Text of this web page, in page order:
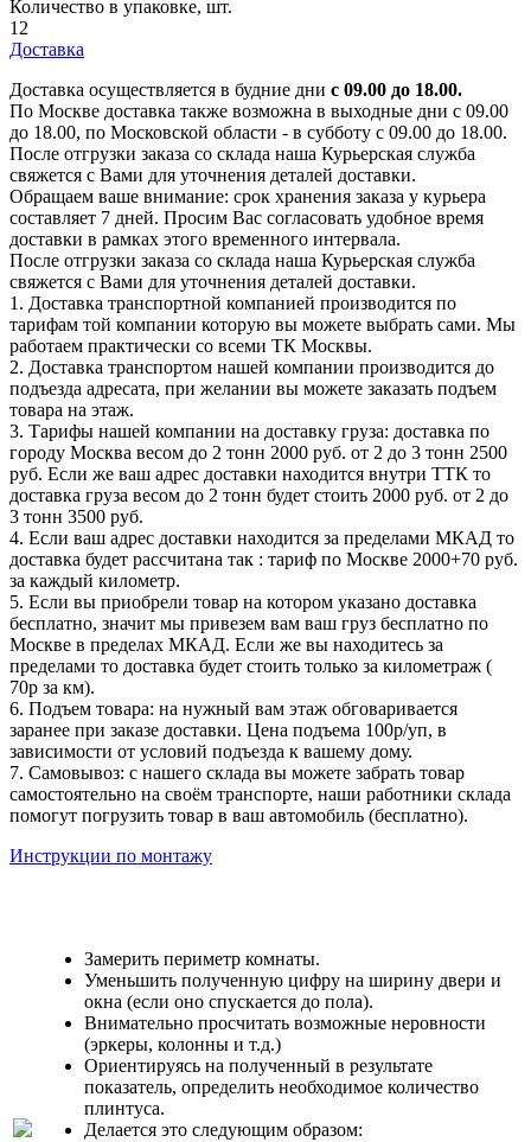
Количество в упаковке, шт.
12
Доставка
Доставка осуществляется в будние дни с 09.00 до 18.00.
По Москве доставка также возможна в выходные дни с 09.00
до 18.00, по Московской области - в субботу с 09.00 до 18.00.
После отгрузки заказа со склада наша Курьерская служба
свяжется с Вами для уточнения деталей доставки.
Обращаем ваше внимание: срок хранения заказа у курьера
составляет 7 дней. Просим Вас согласовать удобное время
доставки в рамках этого временного интервала.
После отгрузки заказа со склада наша Курьерская служба
свяжется с Вами для уточнения деталей доставки.
1. Доставка транспортной компанией производится по
тарифам той компании которую вы можете выбрать сами. Мы
работаем практически со всеми ТК Москвы.
2. Доставка транспортом нашей компании производится до
подъезда адресата, при желании вы можете заказать подъем
товара на этаж.
3. Тарифы нашей компании на доставку груза: доставка по
городу Москва весом до 2 тонн 2000 руб. от 2 до 3 тонн 2500
руб. Если же ваш адрес доставки находится внутри ТТК то
доставка груза весом до 2 тонн будет стоить 2000 руб. от 2 до
3 тонн 3500 руб.
4. Если ваш адрес доставки находится за пределами МКАД то
доставка будет рассчитана так : тариф по Москве 2000+70 руб.
за каждый километр.
5. Если вы приобрели товар на котором указано доставка
бесплатно, значит мы привезем вам ваш груз бесплатно по
Москве в пределах МКАД. Если же вы находитесь за
пределами то доставка будет стоить только за километраж (
70р за км).
6. Подъем товара: на нужный вам этаж обговаривается
заранее при заказе доставки. Цена подъема 100р/уп, в
зависимости от условий подъезда к вашему дому.
7. Самовывоз: с нашего склада вы можете забрать товар
самостоятельно на своём транспорте, наши работники склада
помогут погрузить товар в ваш автомобиль (бесплатно).
Инструкции по монтажу
Замерить периметр комнаты.
Уменьшить полученную цифру на ширину двери и
окна (если оно спускается до пола).
Внимательно просчитать возможные неровности
(эркеры, колонны и т.д.)
Ориентируясь на полученный в результате
показатель, определить необходимое количество
плинтуса.
Делается это следующим образом: